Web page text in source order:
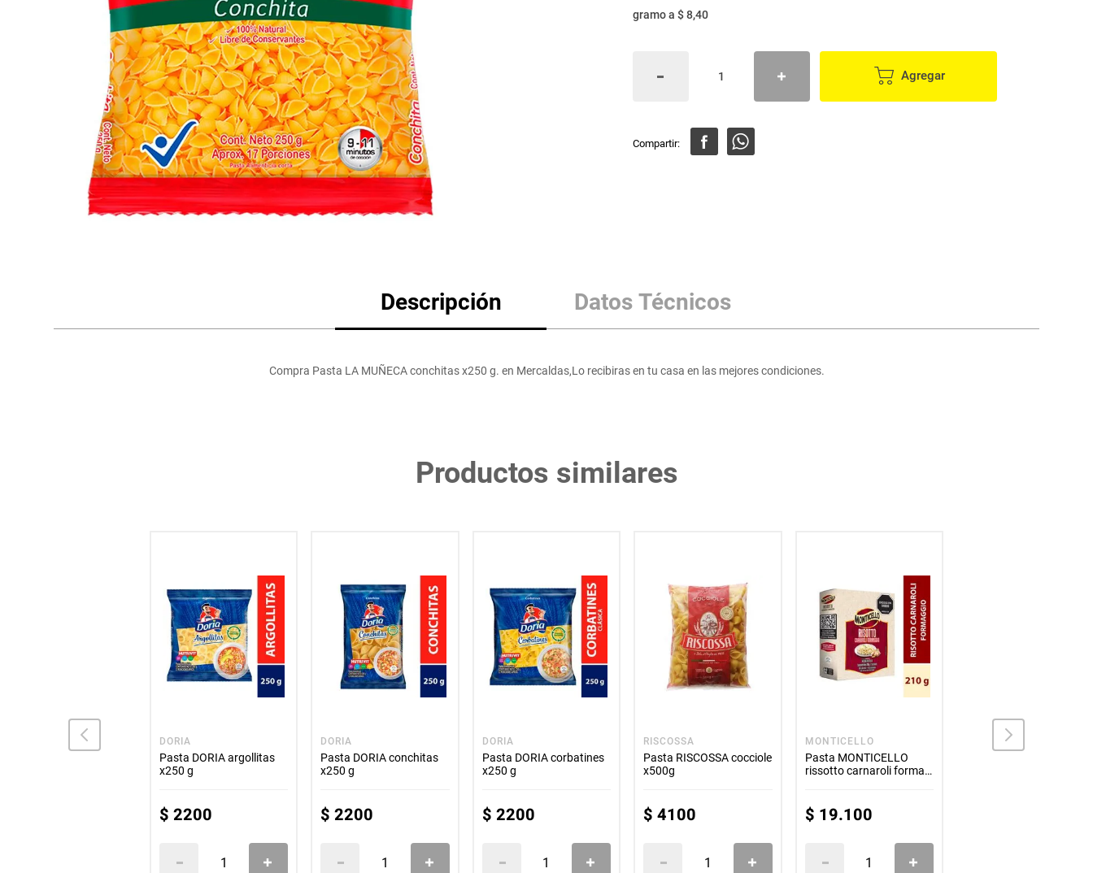
lácteos y refrigerados
vinos y licores
cuidado del bebé
mascotas
otros
gramoa $ 8,40
Agregar
Descripción Datos Técnicos
Compra Pasta LA MUÑECA conchitas x250 g. en Mercaldas,Lo recibiras en tu casa en las mejores condiciones.
Productos similares
DORIA
Pasta DORIA argollitas
x250 g
$ 2200
DORIA
Pasta DORIA conchitas
x250 g
$ 2200
DORIA
Pasta DORIA corbatines
x250 g
$ 2200
RISCOSSA
Pasta RISCOSSA cocciole
x500g
$ 4100
MONTICELLO
Pasta MONTICELLO
rissotto carnaroli formagi
$ 19.100
SAN REMO
Mantequilla